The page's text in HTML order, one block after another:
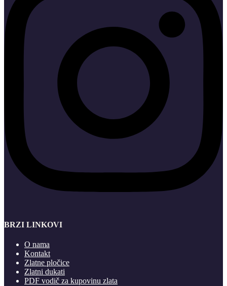
BRZI LINKOVI
O nama
Kontakt
Zlatne pločice
Zlatni dukati
PDF vodič za kupovinu zlata